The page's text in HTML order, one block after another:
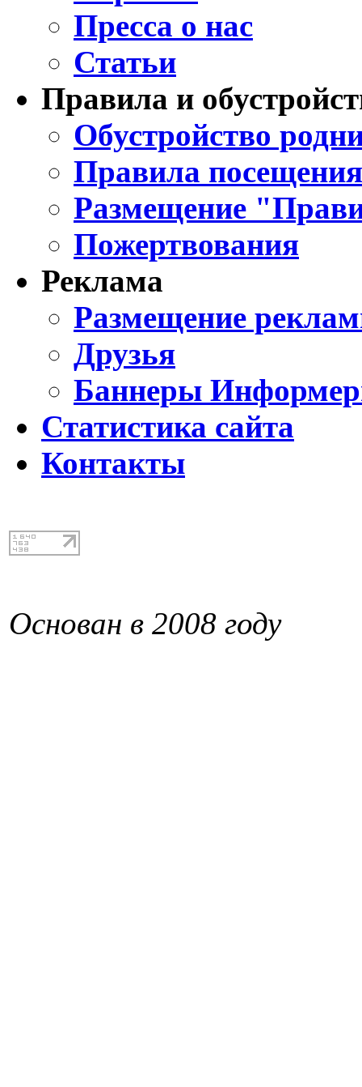
Пресса о нас
Статьи
Правила и
Обустройство
Правила
Размещение
Пожертвования
Реклама
Размещение
Друзья
Баннеры
Статистика сайта
Контакты
Основан в 2008 году